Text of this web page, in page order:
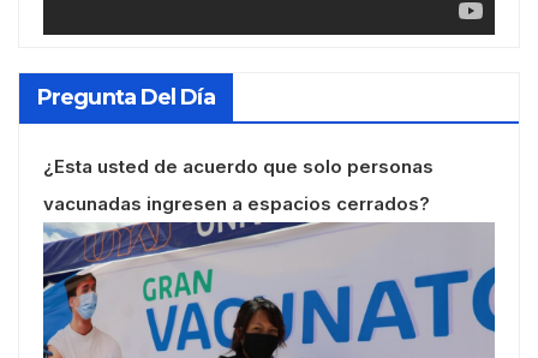
Pregunta Del Día
¿Esta usted de acuerdo que solo personas
vacunadas ingresen a espacios cerrados?